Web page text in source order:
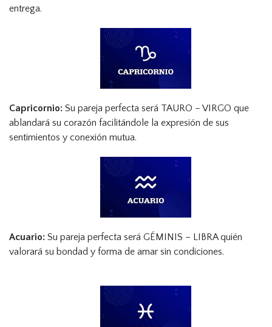
entrega.
Capricornio: Su pareja perfecta será TAURO – VIRGO que
ablandará su corazón facilitándole la expresión de sus
sentimientos y conexión mutua.
Acuario: Su pareja perfecta será GÉMINIS – LIBRA quién
valorará su bondad y forma de amar sin condiciones.